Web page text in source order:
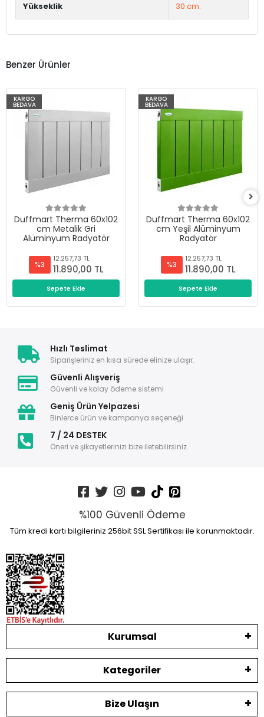
Yükseklik 30 cm.
Benzer Ürünler
KARGO
BEDAVA
Duffmart Therma 60x102
cm Metalik Gri
Alüminyum Radyatör
%3
12.257,73 TL
11.890,00 TL
Sepete Ekle
KARGO
BEDAVA
Duffmart Therma 60x102
cm Yeşil Alüminyum
Radyatör
%3
12.257,73 TL
11.890,00 TL
Sepete Ekle
Hızlı Teslimat
Siparişleriniz en kısa sürede elinize ulaşır.
Güvenli Alışveriş
Güvenli ve kolay ödeme sistemi
Geniş Ürün Yelpazesi
Binlerce ürün ve kampanya seçeneği
7 / 24 DESTEK
Öneri ve şikayetlerinizi bize iletebilirsiniz.
%100 Güvenli Ödeme
Tüm kredi kartı bilgileriniz 256bit SSL Sertifikası ile korunmaktadır.
Kurumsal
Kategoriler
Bize Ulaşın